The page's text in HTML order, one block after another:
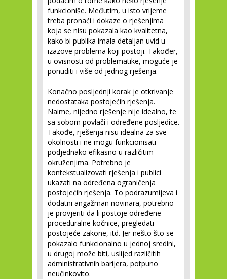
funkcioniše. Međutim, u isto vrijeme
treba pronaći i dokaze o rješenjima
koja se nisu pokazala kao kvalitetna,
kako bi publika imala detaljan uvid u
izazove problema koji postoji. Također,
u ovisnosti od problematike, moguće je
ponuditi i više od jednog rješenja.
Konačno posljednji korak je otkrivanje
nedostataka postojećih rješenja.
Naime, nijedno rješenje nije idealno, te
sa sobom povlači i određene posljedice.
Takođe, rješenja nisu idealna za sve
okolnosti i ne mogu funkcionisati
podjednako efikasno u različitim
okruženjima. Potrebno je
kontekstualizovati rješenja i publici
ukazati na određena ograničenja
postojećih rješenja. To podrazumijeva i
dodatni angažman novinara, potrebno
je provjeriti da li postoje određene
proceduralne kočnice, pregledati
postojeće zakone, itd. Jer nešto što se
pokazalo funkcionalno u jednoj sredini,
u drugoj može biti, uslijed različitih
administrativnih barijera, potpuno
neučinkovito.